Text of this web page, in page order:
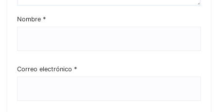
Nombre *
Correo electrónico *